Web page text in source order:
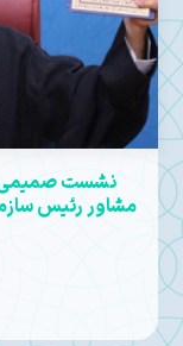
نشست صمیمی
مشاور رئیس